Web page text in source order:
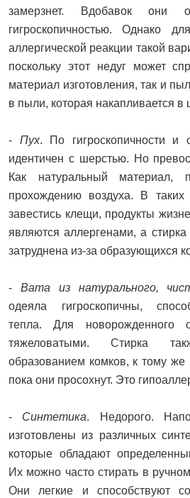
замерзнет. Вдобавок они
гигроскопичностью. Однако
аллергической реакции такой
поскольку этот недуг может
материал изготовления, так и
в пыли, которая накапливается в
- Пух. По гигроскопичности и
идентичен с шерстью. Но
Как натуральный материал,
прохождению воздуха. В таких
завестись клещи, продукты
являются аллергенами, а
затруднена из-за образующихся
- Вата из натурального,
одеяла гигроскопичны,
тепла. Для новорожденного
тяжеловатыми. Стирка
образованием комков, к тому же
пока они просохнут. Это
- Синтетика. Недорого.
изготовлены из различных
которые обладают
Их можно часто стирать в
Они легкие и способствуют